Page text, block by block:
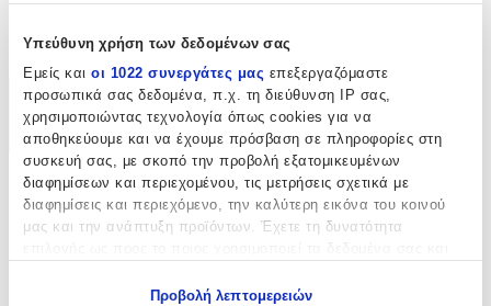
Υπεύθυνη χρήση των δεδομένων σας
Εμείς και οι 1022 συνεργάτες μας επεξεργαζόμαστε
προσωπικά σας δεδομένα, π.χ. τη διεύθυνση IP σας,
χρησιμοποιώντας τεχνολογία όπως cookies για να
αποθηκεύουμε και να έχουμε πρόσβαση σε πληροφορίες στη
συσκευή σας, με σκοπό την προβολή εξατομικευμένων
διαφημίσεων και περιεχομένου, τις μετρήσεις σχετικά με
διαφημίσεις και περιεχόμενο, την καλύτερη εικόνα του κοινού
μας και την ανάπτυξη προϊόντων. Έχετε τη δυνατότητα
Προβολή λεπτομερειών
cm
Χαρακτηριστικά
+
Χαρακτηριστικά
Κατασκευαστής